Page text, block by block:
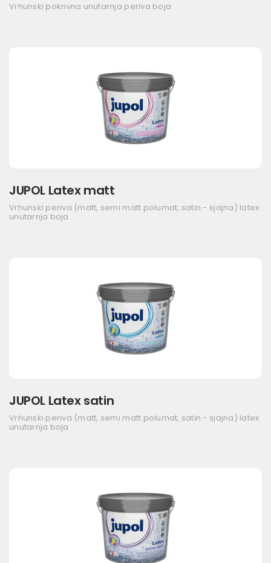
Vrhunski pokrivna unutarnja periva boja
JUPOL Latex matt
Vrhunski periva (matt, semi matt polumat, satin - sjajna) latex
unutarnja boja
JUPOL Latex satin
Vrhunski periva (matt, semi matt polumat, satin - sjajna) latex
unutarnja boja